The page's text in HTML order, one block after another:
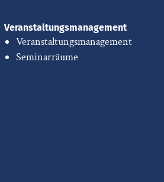
Veranstaltungsmanagement
Veranstaltungsmanagement
Seminarräume